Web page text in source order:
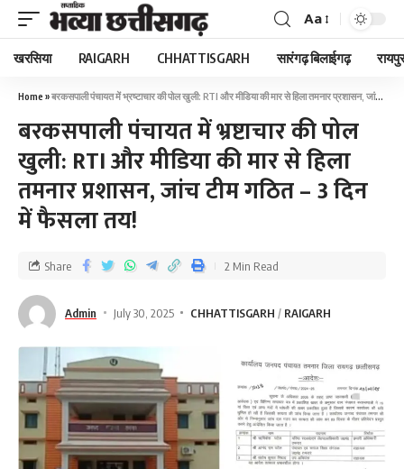
Aa
खरसिया RAIGARH CHHATTISGARH सारंगढ़ बिलाईगढ़
Home »बरकसपाली पंचायत में भ्रष्टाचार की पोल खुली: RTI और मीडिया की मार से हिला तमनार प्रशासन, जांच टीम गठित – 3 दिन में फैसला तय!
बरकसपाली पंचायत में भ्रष्टाचार की पोल
खुली: RTI और मीडिया की मार से हिला
तमनार प्रशासन, जांच टीम गठित – 3 दिन
में फैसला तय!
Admin July 30, 2025 CHHATTISGARH RAIGARH
Share 2 Min Read